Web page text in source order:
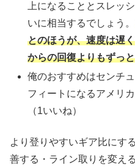
上になることとスレッ
いに相当するでしょう。
とのほうが、速度は遅
からの回復よりもずっ
俺のおすすめはセンチ
フィートになるアメリ
（1いいね）
より登りやすいギア比にす
善する・ライン取りを変え